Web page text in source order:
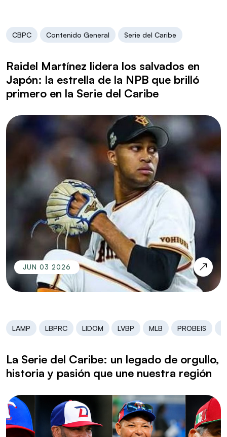
CBPC Contenido General Serie del Caribe
Raidel Martínez lidera los salvados en
Japón: la estrella de la NPB que brilló
primero en la Serie del Caribe
JUN 03 2026
LAMP LBPRC LIDOM LVBP MLB PROBEIS
La Serie del Caribe: un legado de orgullo,
historia y pasión que une nuestra región